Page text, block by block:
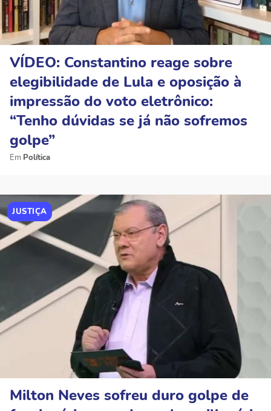
VÍDEO: Constantino reage sobre
elegibilidade de Lula e oposição à
impressão do voto eletrônico:
“Tenho dúvidas se já não sofremos
golpe”
Política
JUSTIÇA
Milton Neves sofreu duro golpe de